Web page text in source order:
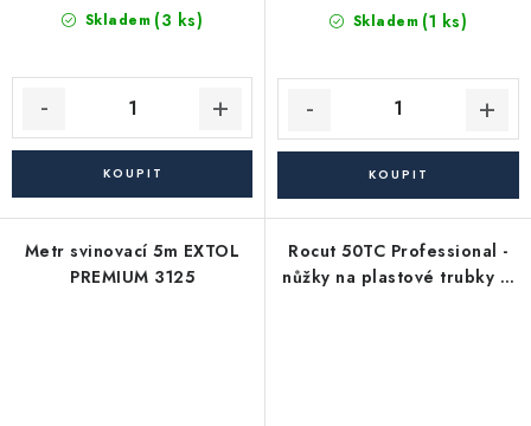
Skladem (3 ks) Skladem (1 ks)
Metr svinovací 5m EXTOL
PREMIUM 3125
Rocut 50TC Professional -
nůžky na plastové trubky O